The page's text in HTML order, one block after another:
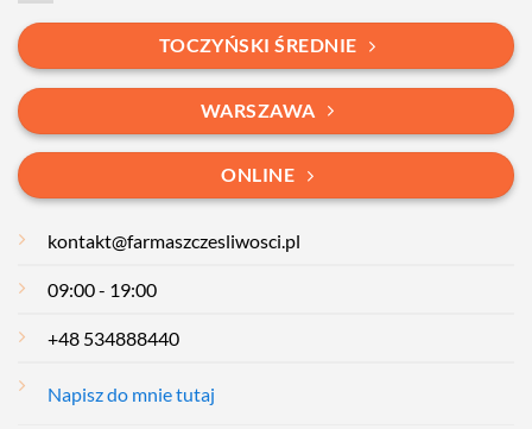
TOCZYŃSKI ŚREDNIE
WARSZAWA
ONLINE
kontakt@farmaszczesliwosci.pl
09:00 - 19:00
+48 534888440
Napisz do mnie tutaj